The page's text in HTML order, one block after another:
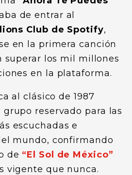
de entrar al
Club de Spotify,
en la primera canción
superar los mil millones
en la plataforma.
al clásico de 1987
reservado para las
escuchadas e
mundo, confirmando
de “El Sol de México”
vigente que nunca.